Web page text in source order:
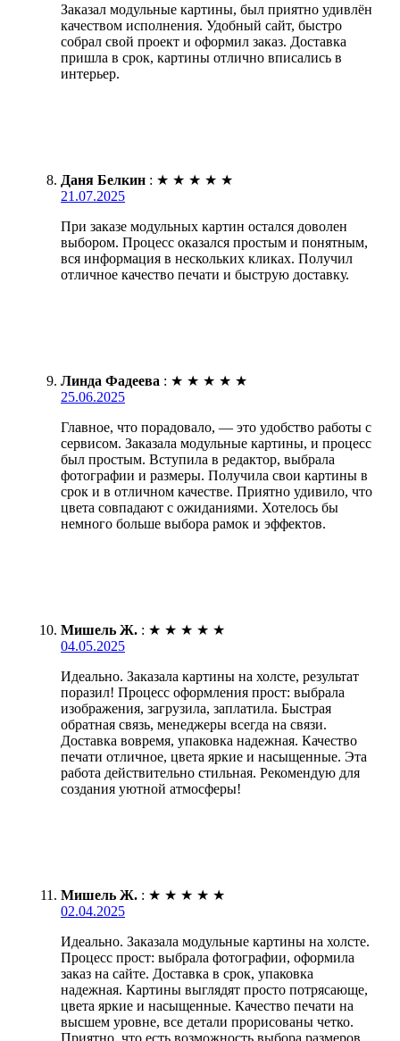
Заказал модульные картины, был приятно удивлён
качеством исполнения. Удобный сайт, быстро
собрал свой проект и оформил заказ. Доставка
пришла в срок, картины отлично вписались в
интерьер.
Даня Белкин : ★ ★ ★ ★ ★
21.07.2025
При заказе модульных картин остался доволен
выбором. Процесс оказался простым и понятным,
вся информация в нескольких кликах. Получил
отличное качество печати и быструю доставку.
Линда Фадеева : ★ ★ ★ ★ ★
25.06.2025
Главное, что порадовало, — это удобство работы с
сервисом. Заказала модульные картины, и процесс
был простым. Вступила в редактор, выбрала
фотографии и размеры. Получила свои картины в
срок и в отличном качестве. Приятно удивило, что
цвета совпадают с ожиданиями. Хотелось бы
немного больше выбора рамок и эффектов.
Мишель Ж. : ★ ★ ★ ★ ★
04.05.2025
Идеально. Заказала картины на холсте, результат
поразил! Процесс оформления прост: выбрала
изображения, загрузила, заплатила. Быстрая
обратная связь, менеджеры всегда на связи.
Доставка вовремя, упаковка надежная. Качество
печати отличное, цвета яркие и насыщенные. Эта
работа действительно стильная. Рекомендую для
создания уютной атмосферы!
Мишель Ж. : ★ ★ ★ ★ ★
02.04.2025
Идеально. Заказала модульные картины на холсте.
Процесс прост: выбрала фотографии, оформила
заказ на сайте. Доставка в срок, упаковка
надежная. Картины выглядят просто потрясающе,
цвета яркие и насыщенные. Качество печати на
высшем уровне, все детали прорисованы четко.
Приятно, что есть возможность выбора размеров.